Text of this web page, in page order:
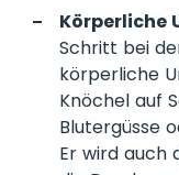
Körperliche
Schritt bei
körperliche
Knöchel auf
Blutergüsse
Er wird auch